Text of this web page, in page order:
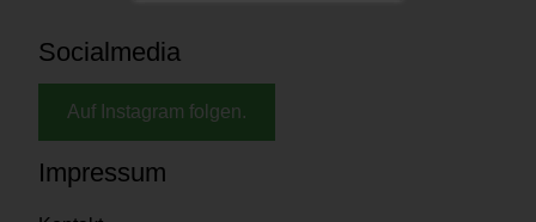
Socialmedia
Auf Instagram folgen.
Impressum